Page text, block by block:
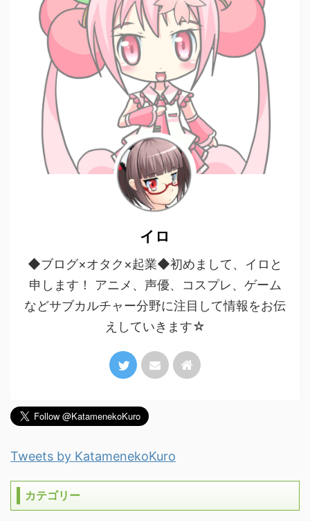
イロ
◆ブログ×オタク×起業◆初めまして、イロと
申します！ アニメ、声優、コスプレ、ゲーム
などサブカルチャー分野に注目して情報をお伝
えしていきます☆
Tweets by KatamenekoKuro
カテゴリー